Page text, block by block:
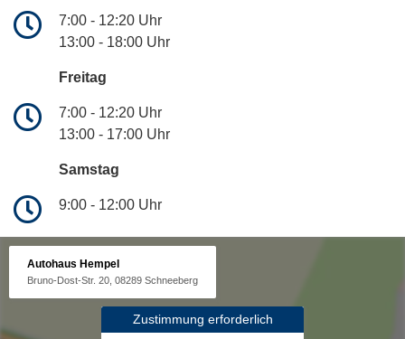
7:00 - 12:20 Uhr
13:00 - 18:00 Uhr
Freitag
7:00 - 12:20 Uhr
13:00 - 17:00 Uhr
Samstag
9:00 - 12:00 Uhr
Autohaus Hempel
Bruno-Dost-Str. 20, 08289 Schneeberg
Zustimmung erforderlich